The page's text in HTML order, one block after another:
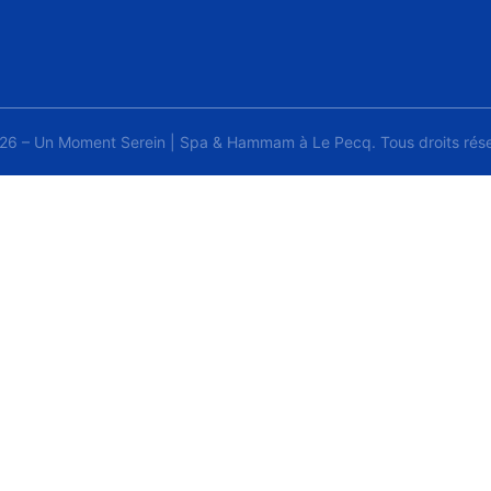
– Un Moment Serein | Spa & Hammam à Le Pecq. Tous droits